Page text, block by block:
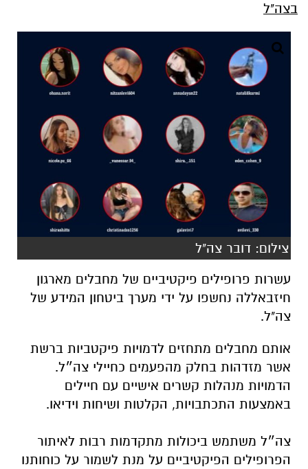
בצה"ל
צילום: דובר צה"ל
עשרות פרופילים פיקטיביים של מחבלים מארגון
חיזבאללה נחשפו על ידי מערך ביטחון המידע של
צה"ל.
אותם מחבלים מתחזים לדמויות פיקטביות ברשת
אשר מזדהות בחלק מהפעמים כחיילי צה״ל.
הדמויות מנהלות קשרים אישיים עם חיילים
באמצעות התכתבויות, הקלטות ושיחות וידיאו.
צה״ל משתמש ביכולות מתקדמות רבות לאיתור
הפרופילים הפיקטיביים על מנת לשמור על כוחותנו